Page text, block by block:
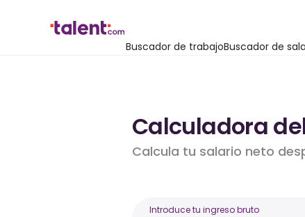
Buscador de trabajoBuscador de
Calculadora
Calcula tu salario neto
Introduce tu ingreso bruto